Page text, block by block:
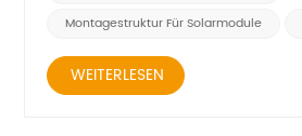
Montagestruktur Für Solarmodule
WEITERLESEN